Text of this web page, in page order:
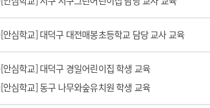
[안심학교] 대덕구 대전매봉초등학교 담당 교사 교육
[안심학교] 대덕구 경일어린이집 학생 교육
[안심학교] 동구 나무와숲유치원 학생 교육